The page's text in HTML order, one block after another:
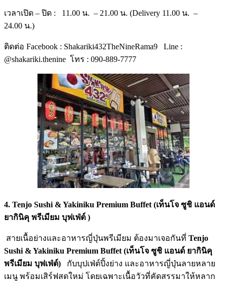
เวลาเปิด – ปิด : 11.00 น. – 21.00 น. (Delivery 11.00 น. –
24.00 น.)
ติดต่อ Facebook : Shakariki432TheNineRama9
Line :
@shakariki.thenine โทร : 090-889-7777
4. Tenjo Sushi & Yakiniku Premium Buffet (เท็นโจ ซูชิ แอนด์
ยากินิคุ พรีเมียม บุฟเฟ่ต์ )
สายเนื้อย่างและอาหารญี่ปุ่นพรีเมียม ต้องมาเจอกันที่ Tenjo
Sushi & Yakiniku Premium Buffet (เท็นโจ ซูชิ แอนด์ ยากินิคุ
พรีเมียม บุฟเฟ่ต์)
กับบุปเฟ่ต์ปิ้งย่าง และอาหารญี่ปุ่นลายหลาย
เมนู พร้อมเสิร์ฟสดใหม่ โดยเฉพาะเนื้อวัวที่คัดสรรมาให้หลาก